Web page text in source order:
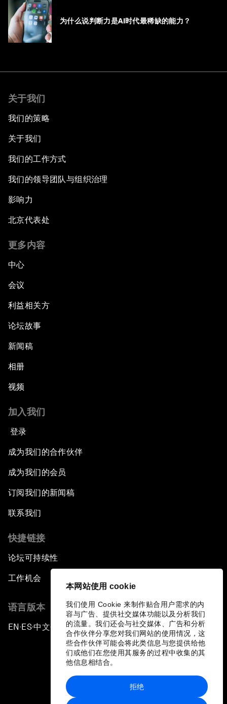
本网站使用 cookie
我们使用 Cookie 来制作贴合用户需求的内
容与广告、提供社交媒体功能以及分析我们
的流量。我们还会与社交媒体、广告和分析
合作伙伴分享您对我们网站的使用情况，这
些合作伙伴可能会将此类信息与您提供给他
们或他们在您使用其服务的过程中收集的其
他信息相结合。
拒绝
为什么说判断力是AI时代最稀缺的能力？
关于我们
我们的策略
关于我们
我们的工作方式
我们的领导团队与组织治理
影响力
北京代表处
更多内容
中心
会议
利益相关方
论坛故事
新闻稿
相册
视频
加入我们
登录
成为我们的合作伙伴
成为我们的会员
订阅我们的新闻稿
联系我们
快捷链接
论坛可持续性
工作机会
语言版本
EN ▪ ES▪中文▪ 日本語